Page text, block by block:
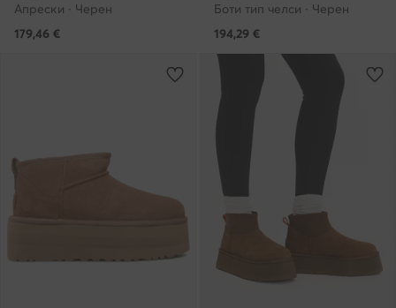
Апрески · Черен
179,46 €
Боти тип челси · Черен
194,29 €